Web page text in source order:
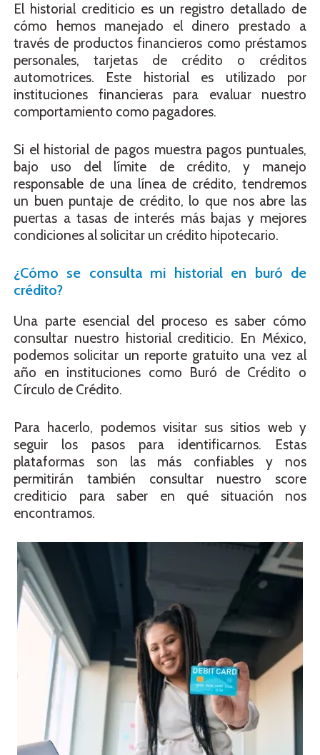
El historial crediticio es un registro detallado de
cómo hemos manejado el dinero prestado a
través de productos financieros como préstamos
personales, tarjetas de crédito o créditos
automotrices. Este historial es utilizado por
instituciones financieras para evaluar nuestro
comportamiento como pagadores.
Si el historial de pagos muestra pagos puntuales,
bajo uso del límite de crédito, y manejo
responsable de una línea de crédito, tendremos
un buen puntaje de crédito, lo que nos abre las
puertas a tasas de interés más bajas y mejores
condiciones al solicitar un crédito hipotecario.
¿Cómo se consulta mi historial en buró de
crédito?
Una parte esencial del proceso es saber cómo
consultar nuestro historial crediticio. En México,
podemos solicitar un reporte gratuito una vez al
año en instituciones como Buró de Crédito o
Círculo de Crédito.
Para hacerlo, podemos visitar sus sitios web y
seguir los pasos para identificarnos. Estas
plataformas son las más confiables y nos
permitirán también consultar nuestro score
crediticio para saber en qué situación nos
encontramos.